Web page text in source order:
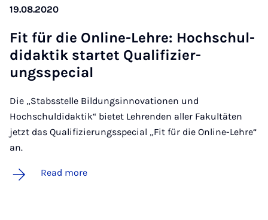
19.08.2020
Fit für die On­line-Lehre: Hoch­schul­
didak­tik star­tet Qual­i­f­iz­ier­
ungsspe­cial
Die „Stabsstelle Bildungsinnovationen und
Hochschuldidaktik“ bietet Lehrenden aller Fakultäten
jetzt das Qualifizierungsspecial „Fit für die Online-Lehre“
an.
Read more